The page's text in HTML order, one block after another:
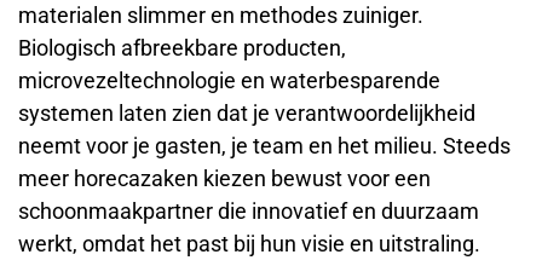
materialen slimmer en methodes zuiniger.
Biologisch afbreekbare producten,
microvezeltechnologie en waterbesparende
systemen laten zien dat je verantwoordelijkheid
neemt voor je gasten, je team en het milieu. Steeds
meer horecazaken kiezen bewust voor een
schoonmaakpartner die innovatief en duurzaam
werkt, omdat het past bij hun visie en uitstraling.